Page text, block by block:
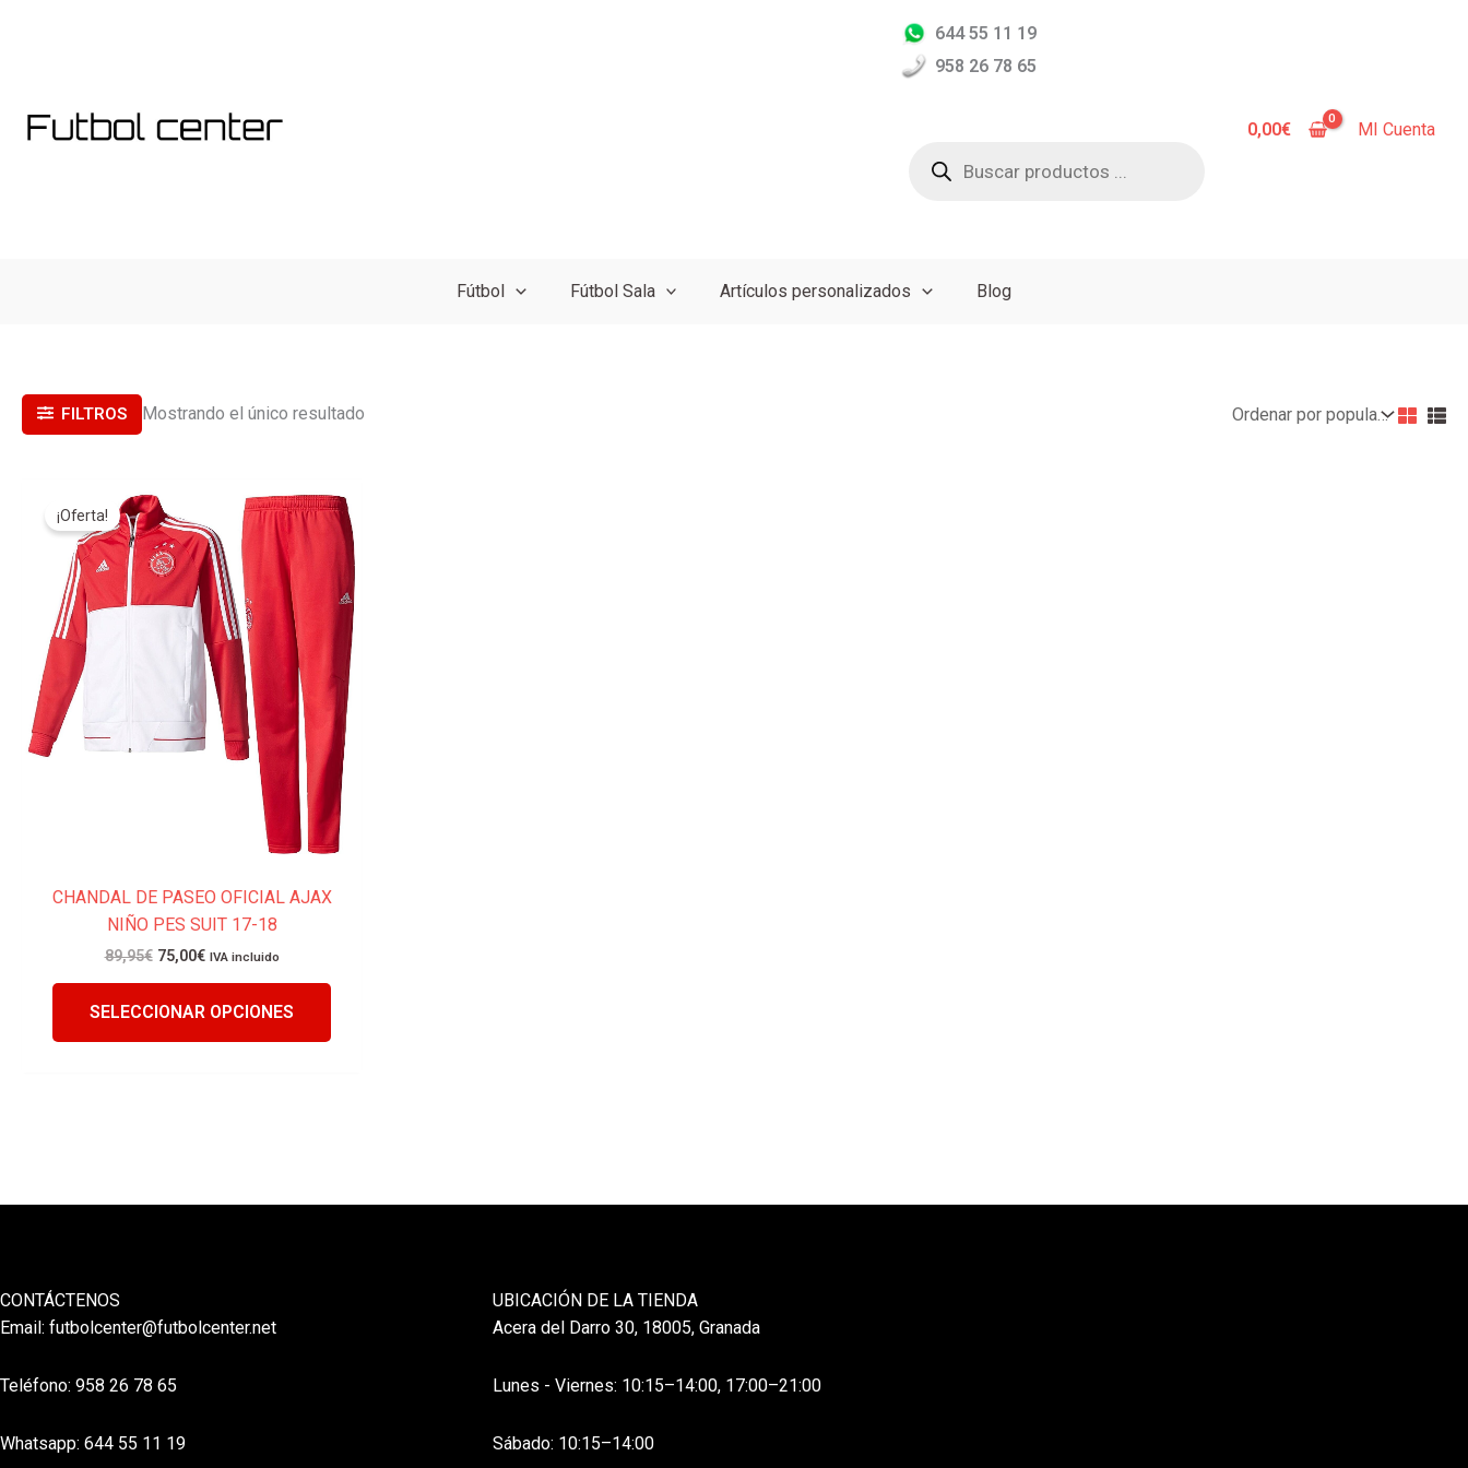
644 55 11 19
958 26 78 65
productos
0,00€ MI Cuenta
Fútbol Fútbol Sala Artículos personalizados Blog
FILTROS Mostrando el único resultado
¡Oferta!
CHANDAL DE PASEO OFICIAL AJAX
NIÑO PES SUIT 17-18
89,95€
precio
original
era:
89,95€.
75,00€
precio
actual
es:
75,00€.
IVA incluido
SELECCIONAR OPCIONES
Este
producto
tiene
múltiples
variantes.
Las
opciones
se
pueden
elegir
en
la
página
de
CONTÁCTENOS
Email: futbolcenter@futbolcenter.net
Teléfono: 958 26 78 65
Whatsapp: 644 55 11 19
UBICACIÓN DE LA TIENDA
Acera del Darro 30, 18005, Granada
Lunes - Viernes: 10:15–14:00, 17:00–21:00
Sábado: 10:15–14:00